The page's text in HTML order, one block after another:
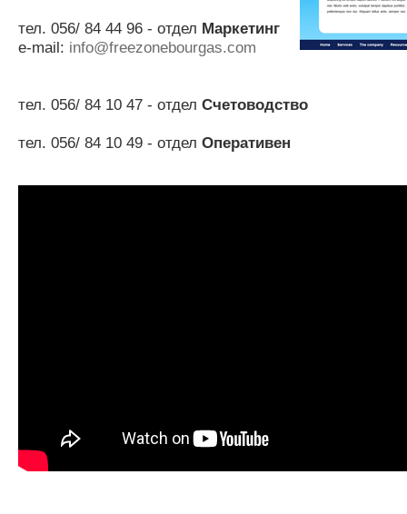
тел. 056/ 84 44 96 - отдел Маркетинг
e-mail: info@freezonebourgas.com
тел. 056/ 84 10 47 - отдел Счетоводство
тел. 056/ 84 10 49 - отдел Оперативен